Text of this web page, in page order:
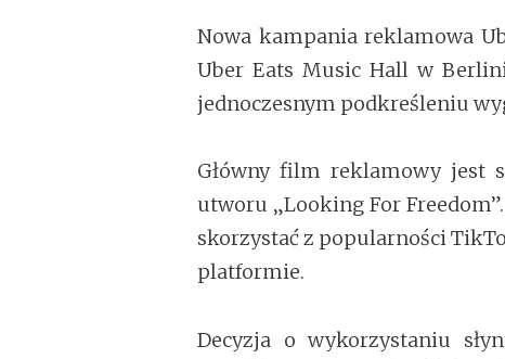
Nowa kampania reklamowa
Uber Eats Music Hall w
jednoczesnym podkreśleniu
Główny film reklamowy jest
utworu „Looking For
skorzystać z popularności
platformie.
Decyzja o wykorzystaniu